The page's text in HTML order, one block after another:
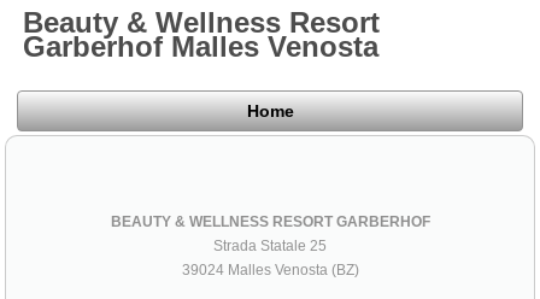
Beauty & Wellness Resort
Garberhof Malles Venosta
Home
BEAUTY & WELLNESS RESORT GARBERHOF
Strada Statale 25
39024 Malles Venosta (BZ)